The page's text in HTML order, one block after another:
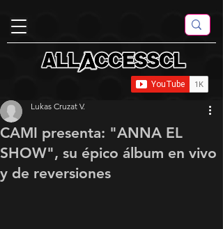
CAMI presenta: "ANNA EL
SHOW", su épico álbum en vivo
y de reversiones
Lukas Cruzat V.